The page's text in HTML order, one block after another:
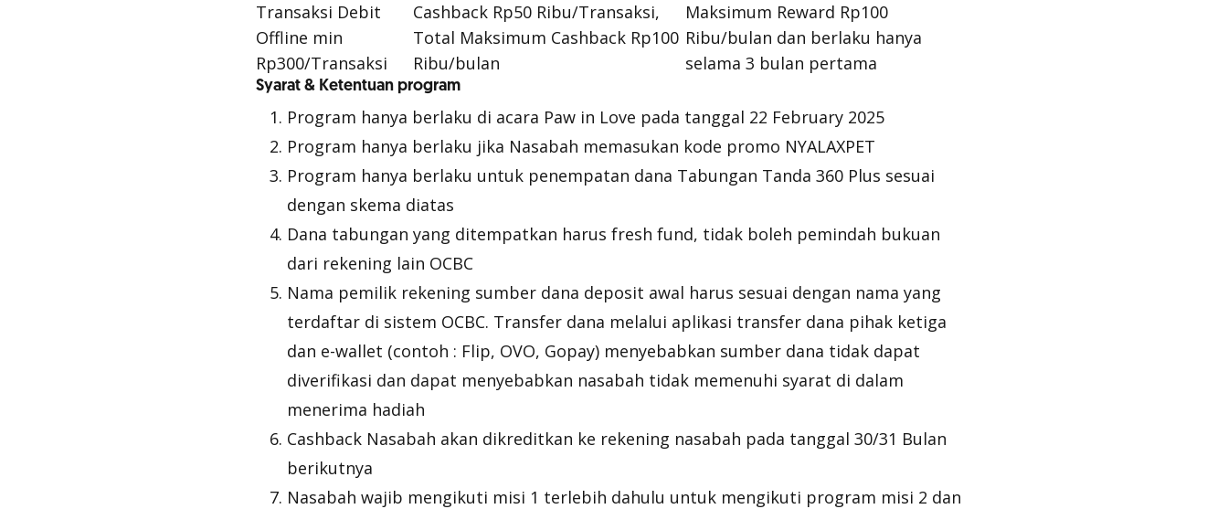
Transaksi Debit
Offline min
Rp300/Transaksi
Cashback Rp50 Ribu/Transaksi,
Total Maksimum Cashback Rp100
Ribu/bulan
Maksimum Reward Rp100
Ribu/bulan dan berlaku hanya
selama 3 bulan pertama
Syarat & Ketentuan program
Program hanya berlaku di acara Paw in Love pada tanggal 22 February 2025
Program hanya berlaku jika Nasabah memasukan kode promo NYALAXPET
Program hanya berlaku untuk penempatan dana Tabungan Tanda 360 Plus sesuai
dengan skema diatas
Dana tabungan yang ditempatkan harus fresh fund, tidak boleh pemindah bukuan
dari rekening lain OCBC
Nama pemilik rekening sumber dana deposit awal harus sesuai dengan nama yang
terdaftar di sistem OCBC. Transfer dana melalui aplikasi transfer dana pihak ketiga
dan e-wallet (contoh : Flip, OVO, Gopay) menyebabkan sumber dana tidak dapat
diverifikasi dan dapat menyebabkan nasabah tidak memenuhi syarat di dalam
menerima hadiah
Cashback Nasabah akan dikreditkan ke rekening nasabah pada tanggal 30/31 Bulan
berikutnya
Nasabah wajib mengikuti misi 1 terlebih dahulu untuk mengikuti program misi 2 dan